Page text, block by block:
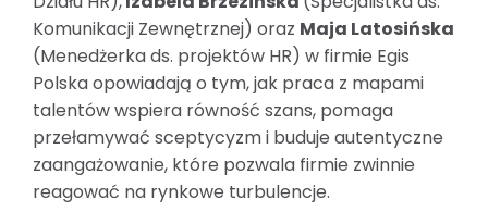
Komunikacji Zewnętrznej) oraz Maja Latosińska
(Menedżerka ds. projektów HR) w firmie Egis
Polska opowiadają o tym, jak praca z mapami
talentów wspiera równość szans, pomaga
przełamywać sceptycyzm i buduje autentyczne
zaangażowanie, które pozwala firmie zwinnie
reagować na rynkowe turbulencje.